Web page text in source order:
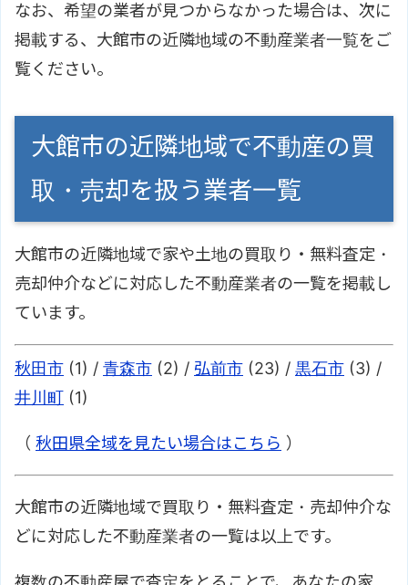
なお、希望の業者が見つからなかった場合は、次に
掲載する、大館市の近隣地域の不動産業者一覧をご
覧ください。
大館市の近隣地域で不動産の買
取・売却を扱う業者一覧
大館市の近隣地域で家や土地の買取り・無料査定・
売却仲介などに対応した不動産業者の一覧を掲載し
ています。
秋田市 (1) / 青森市 (2) / 弘前市 (23) / 黒石市 (3) /
井川町 (1)
（ 秋田県全域を見たい場合はこちら ）
大館市の近隣地域で買取り・無料査定・売却仲介な
どに対応した不動産業者の一覧は以上です。